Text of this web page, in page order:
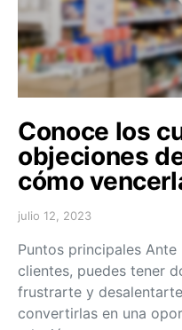
Conoce los
objeciones
cómo
julio 12, 2023
Puntos principales
clientes, puedes tener
frustrarte y
convertirlas en una